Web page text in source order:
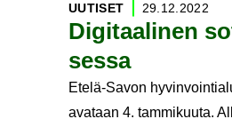
Di­gi­taa­li­nen
ses­sa
UU­TI­SET 29.12.2022
Etelä-Savon
avataan 4. tammikuuta.